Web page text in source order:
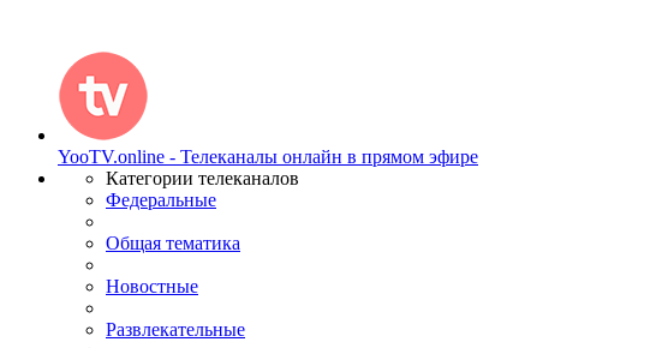
YooTV.online - Телеканалы онлайн в прямом эфире
Категории телеканалов
Федеральные
Общая тематика
Новостные
Развлекательные